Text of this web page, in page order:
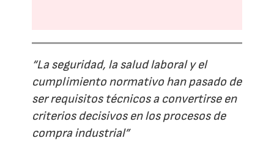
“La seguridad, la salud laboral y el
cumplimiento normativo han pasado de
ser requisitos técnicos a convertirse en
criterios decisivos en los procesos de
compra industrial”